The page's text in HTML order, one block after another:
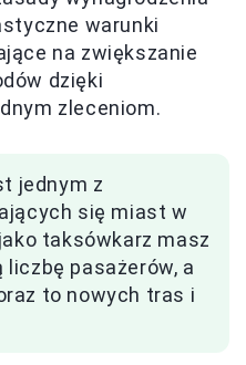
warunki
na zwiększanie
dzięki
zleceniom.
jednym z
się miast w
taksówkarz masz
pasażerów, a
to nowych tras i